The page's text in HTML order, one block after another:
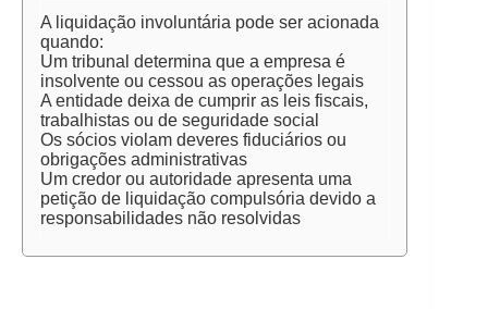
A liquidação involuntária pode ser acionada
quando:
Um tribunal determina que a empresa é
insolvente ou cessou as operações legais
A entidade deixa de cumprir as leis fiscais,
trabalhistas ou de seguridade social
Os sócios violam deveres fiduciários ou
obrigações administrativas
Um credor ou autoridade apresenta uma
petição de liquidação compulsória devido a
responsabilidades não resolvidas